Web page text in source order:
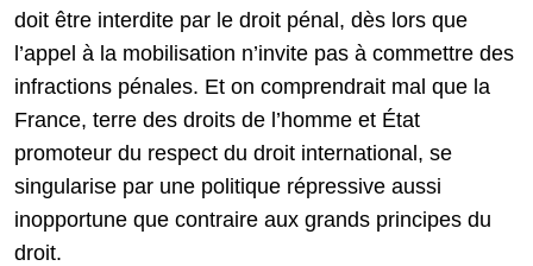
doit être interdite par le droit pénal, dès lors que
l’appel à la mobilisation n’invite pas à commettre des
infractions pénales. Et on comprendrait mal que la
France, terre des droits de l’homme et État
promoteur du respect du droit international, se
singularise par une politique répressive aussi
inopportune que contraire aux grands principes du
droit.